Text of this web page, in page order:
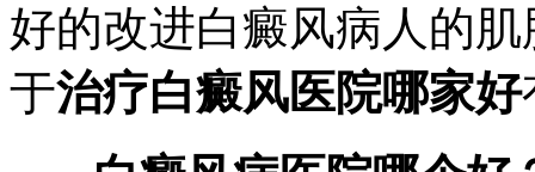
好的改进白癜风病人的
于治疗白癜风医院哪家好